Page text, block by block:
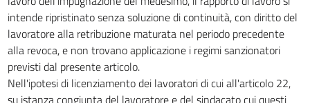
intende ripristinato senza soluzione di continuità, con diritto del
lavoratore alla retribuzione maturata nel periodo precedente
alla revoca, e non trovano applicazione i regimi sanzionatori
previsti dal presente articolo.
Nell'ipotesi di licenziamento dei lavoratori di cui all'articolo 22,
su istanza congiunta del lavoratore e del sindacato cui questi